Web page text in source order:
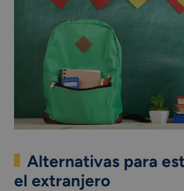
Alternativas para
el extranjero